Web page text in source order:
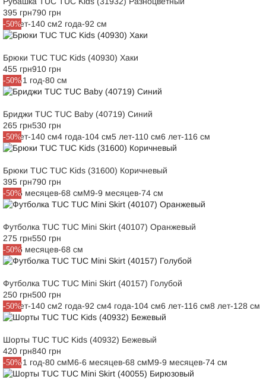
395 грн790 грн
-50%
10 лет-140 см2 года-92 см
Брюки TUC TUC Kids (40930) Хаки
455 грн910 грн
-50%
M12-1 год-80 см
Бриджи TUC TUC Baby (40719) Синий
265 грн530 грн
-50%
10 лет-140 см4 года-104 см5 лет-110 см6 лет-116 см
Брюки TUC TUC Kids (31600) Коричневый
395 грн790 грн
-50%
M6-6 месяцев-68 смM9-9 месяцев-74 см
Футболка TUC TUC Mini Skirt (40107) Оранжевый
275 грн550 грн
-50%
M6-6 месяцев-68 см
Футболка TUC TUC Mini Skirt (40157) Голубой
250 грн500 грн
-50%
10 лет-140 см2 года-92 см4 года-104 см6 лет-116 см8 лет-128 см
Шорты TUC TUC Kids (40932) Бежевый
420 грн840 грн
-50%
M12-1 год-80 смM6-6 месяцев-68 смM9-9 месяцев-74 см